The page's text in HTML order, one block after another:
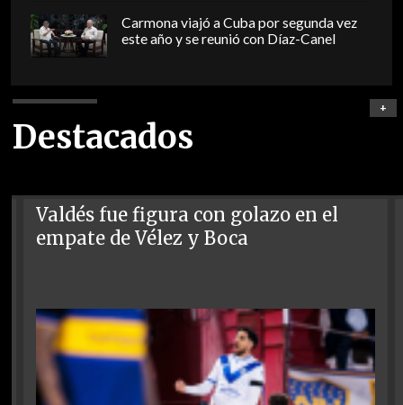
Carmona viajó a Cuba por segunda vez
este año y se reunió con Díaz-Canel
Destacados
+
Valdés fue figura con golazo en el
empate de Vélez y Boca